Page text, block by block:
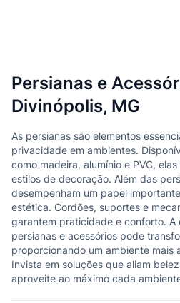
Persianas e
Divinópolis, MG
As persianas são elementos
privacidade em ambientes.
como madeira, alumínio e PVC,
estilos de decoração. Além das
desempenham um papel
estética. Cordões, suportes e
garantem praticidade e conforto. A
persianas e acessórios pode
proporcionando um ambiente mais
Invista em soluções que aliam
aproveite ao máximo cada